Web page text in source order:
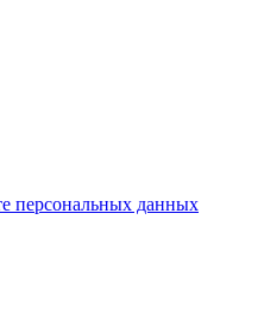
персональных данных